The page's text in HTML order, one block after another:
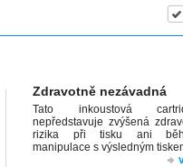
Zdravotně nezávadná
Tato inkoustová
nepředstavuje zvýšená
rizika při tisku ani
manipulace s výsledným